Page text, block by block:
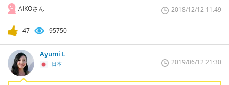
AIKOさん 2018/12/12 11:49
47 95750
Ayumi L
日本 2019/06/12 21:30